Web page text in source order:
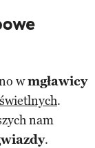
wmgławicy
.
nam
.